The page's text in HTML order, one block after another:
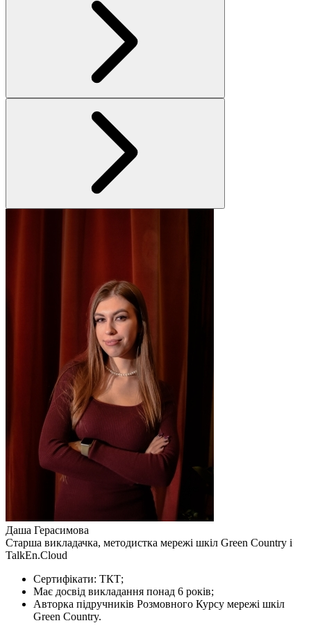
Даша Герасимова
Старша викладачка, методистка мережі шкіл Green Country і
TalkEn.Cloud
Сертифікати: ТКТ;
Має досвід викладання понад 6 років;
​Авторка підручників Розмовного Курсу мережі шкіл
Green Country.